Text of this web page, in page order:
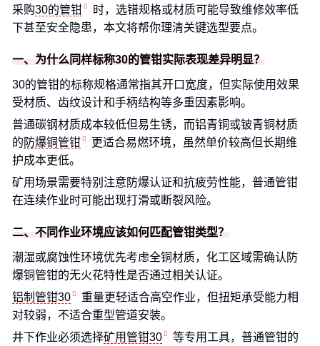
采购30的管钳
时，选错规格或材质可能导致维修效率低
下甚至安全隐患，本文将帮你理清关键选型要点。
一、为什么同样标称30的管钳实际表现差异明显？
30的管钳的标称规格通常指其开口宽度，但实际使用效果
受材质、齿纹设计和手柄结构等多重因素影响。
普通碳钢材质成本较低但易生锈，而铝青铜或铍青铜材质
的 防爆铜管钳
更适合易燃环境，虽然单价较高但长期维
护成本更低。
矿用场景需要特别注意防爆认证和抗疲劳性能，普通管钳
在连续作业时可能出现打滑或断裂风险。
二、不同作业环境应该如何匹配管钳类型？
潮湿或腐蚀性环境优先考虑全铜材质，化工区域需确认防
爆铜管钳的无火花特性是否通过相关认证。
铝制管钳30
重量更轻适合高空作业，但扭矩承受能力相
对较弱，不适合重型管道安装。
井下作业必须选择矿用管钳30
等专用工具，普通管钳的